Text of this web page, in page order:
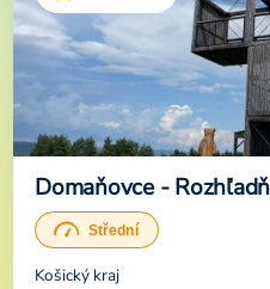
Domaňovce -
Košický kraj